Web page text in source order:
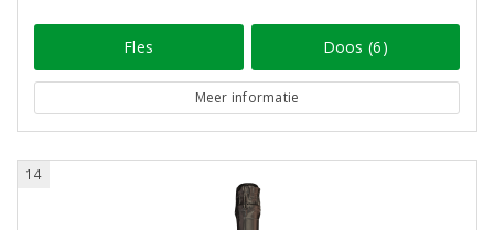
Fles Doos (6)
Meer informatie
14